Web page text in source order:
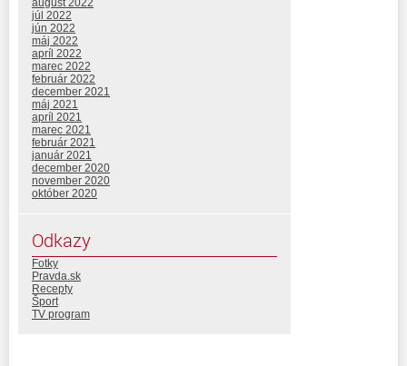
august 2022
júl 2022
jún 2022
máj 2022
apríl 2022
marec 2022
február 2022
december 2021
máj 2021
apríl 2021
marec 2021
február 2021
január 2021
december 2020
november 2020
október 2020
Odkazy
Fotky
Pravda.sk
Recepty
Šport
TV program